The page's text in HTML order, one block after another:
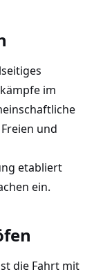
im
und
etabliert
ein.
die Fahrt mit